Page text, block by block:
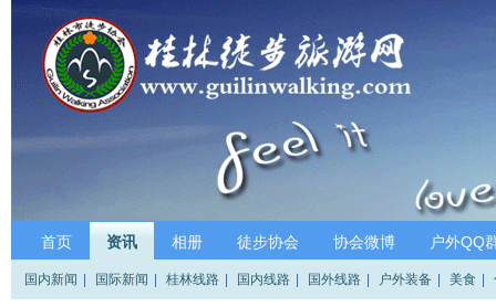
首页 资讯 相册 徒步协会 协会微博 户外QQ
国内新闻 国际新闻 桂林线路 国内线路 国外线路 户外装备 美食